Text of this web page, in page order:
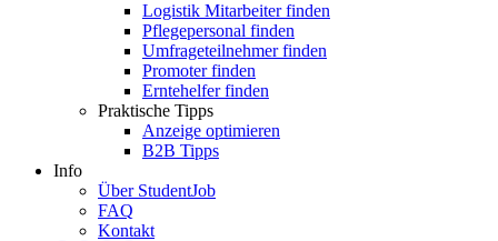
Logistik Mitarbeiter finden
Pflegepersonal finden
Umfrageteilnehmer finden
Promoter finden
Erntehelfer finden
Praktische Tipps
Anzeige optimieren
B2B Tipps
Info
Über StudentJob
FAQ
Kontakt